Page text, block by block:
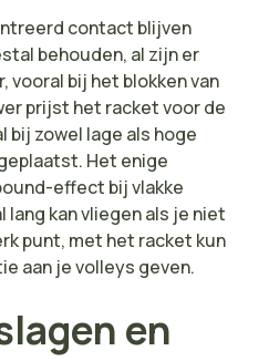
contact blijven
behouden, al zijn er
vooral bij het blokken van
prijst het racket voor de
bij zowel lage als hoge
Het enige
effect bij vlakke
lang kan vliegen als je niet
punt, met het racket kun
aan je volleys geven.
en